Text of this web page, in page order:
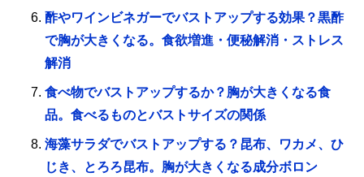
酢やワインビネガーでバストアップする効果？黒酢
で胸が大きくなる。食欲増進・便秘解消・ストレス
解消
食べ物でバストアップするか？胸が大きくなる食
品。食べるものとバストサイズの関係
海藻サラダでバストアップする？昆布、ワカメ、ひ
じき、とろろ昆布。胸が大きくなる成分ボロン